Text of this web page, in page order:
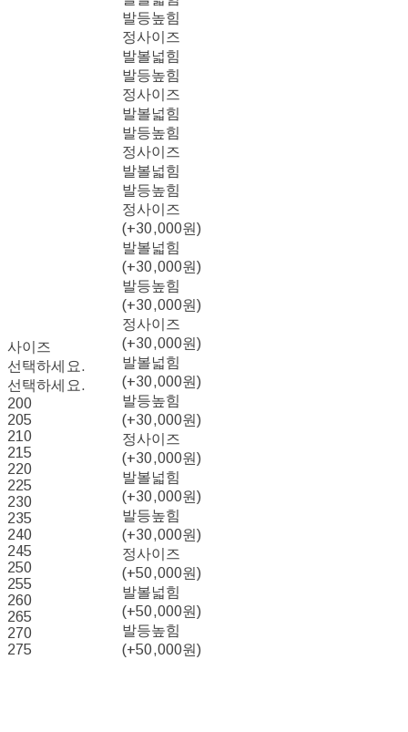
사이즈
선택하세요.
선택하세요.
200
205
210
215
220
225
230
235
240
245
250
255
260
265
270
275
발등높힘
정사이즈
발볼넓힘
발등높힘
정사이즈
발볼넓힘
발등높힘
정사이즈
발볼넓힘
발등높힘
정사이즈
(+30,000원)
발볼넓힘
(+30,000원)
발등높힘
(+30,000원)
정사이즈
(+30,000원)
발볼넓힘
(+30,000원)
발등높힘
(+30,000원)
정사이즈
(+30,000원)
발볼넓힘
(+30,000원)
발등높힘
(+30,000원)
정사이즈
(+50,000원)
발볼넓힘
(+50,000원)
발등높힘
(+50,000원)